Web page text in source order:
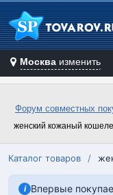
Москва изменить
Форум совместных
женский кожаный
Каталог товаров /
i Впервые